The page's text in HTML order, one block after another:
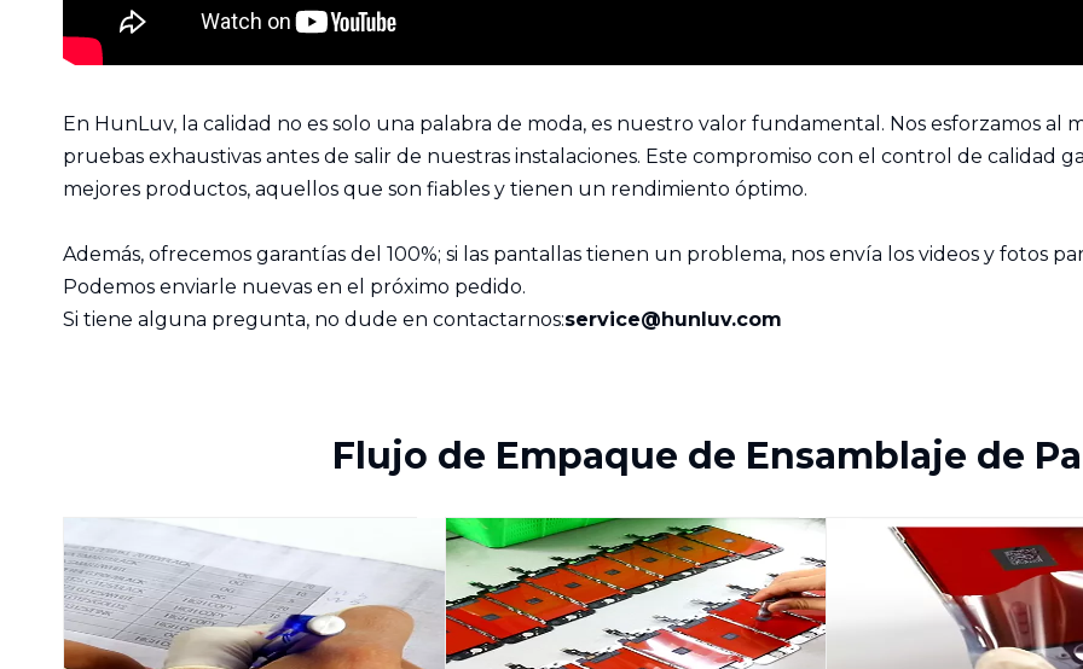
En HunLuv, la calidad no es solo una palabra de moda, es nuestro valor fundamental. Nos esforzamos al
pruebas exhaustivas antes de salir de nuestras instalaciones. Este compromiso con el control de calidad
mejores productos, aquellos que son fiables y tienen un rendimiento óptimo.
Además, ofrecemos garantías del 100%; si las pantallas tienen un problema, nos envía los videos y fotos
Podemos enviarle nuevas en el próximo pedido.
Si tiene alguna pregunta, no dude en contactarnos:service@hunluv.com
Flujo de Empaque de Ensamblaje de